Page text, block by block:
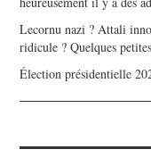
Lecornu nazi ? Attali
ridicule ? Quelques
Élection présidentielle